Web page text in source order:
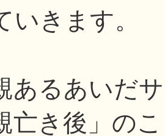
ボランティ
ログイ
いきます。
あるあいだ
亡き後」の